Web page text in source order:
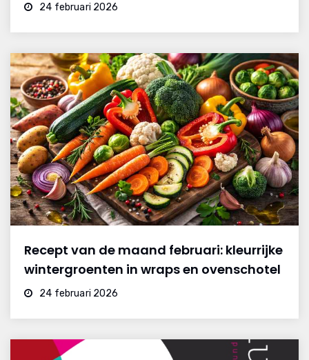
24 februari 2026
Recept van de maand februari: kleurrijke
wintergroenten in wraps en ovenschotel
24 februari 2026